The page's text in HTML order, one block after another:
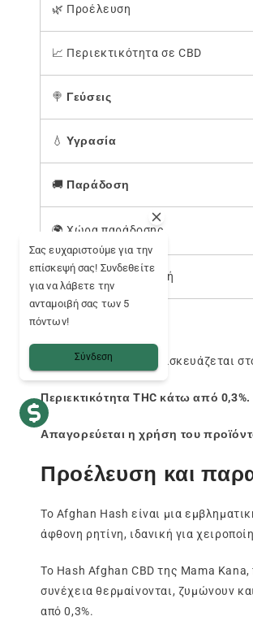
🌿 Προέλευση
📈 Περιεκτικότητα σε CBD
🍭 Γεύσεις
💧Υγρασία
🚚 Παράδοση
🌍 Χώρα παράδοσης
💳 Ασφαλής πληρωμή
Συγκομίζεται και παρασκευάζεται
Περιεκτικότητα THC κάτω από 0,3%.
Απαγορεύεται η χρήση του
Προέλευση και
Το Afghan Hash είναι μια
άφθονη ρητίνη, ιδανική για
Το Hash Afghan CBD της Mama
συνέχεια θερμαίνονται, ζυμώνουν
από 0,3%.
Σας ευχαριστούμε για την
επίσκεψή σας! Συνδεθείτε
για να λάβετε την
ανταμοιβή σας των 5
πόντων!
Σύνδεση